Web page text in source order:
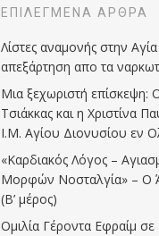
ΕΠΙΛΕΓΜΈΝΑ ΆΡΘΡΑ
Λίστες αναμονής στην
απεξάρτηση απο τα
Μια ξεχωριστή επίσκεψη:
Τσιάκκας και η Χριστίνα
Ι.Μ. Αγίου Διονυσίου εν
«Καρδιακός Λόγος –
Μορφών Νοσταλγία» – Ο
(Β’ μέρος)
Ομιλία Γέροντα Εφραίμ